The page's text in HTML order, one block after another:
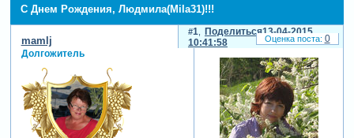
С Днем Рождения, Людмила(Mila31)!!!
Поделиться
1
13-04-2015
10:41:58
mamlj
Долгожитель
0